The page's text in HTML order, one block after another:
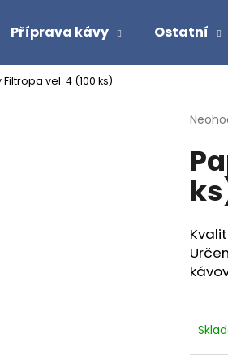
Příprava kávy Ostatní
vel. 4 (100 ks)
je
0,0
Co potřebujete najít?
PANAMA BOQUETE - ZRNKOVÁ KÁVA